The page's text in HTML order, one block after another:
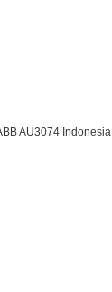
AU3074 Indonesia